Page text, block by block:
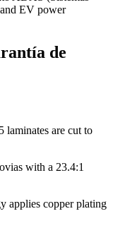
and EV power
de
laminates are cut to
with a 23.4:1
applies copper plating